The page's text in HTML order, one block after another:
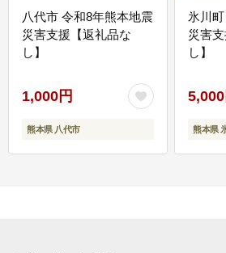
八代市 令和8年熊本地震
災害支援【返礼品な
し】
1,000円
熊本県 八代市
氷川
災害
し】
5,000
熊本県